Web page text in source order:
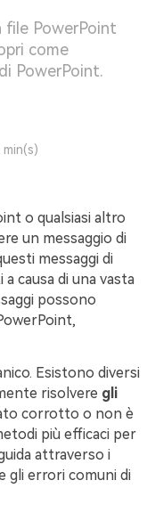
file PowerPoint
come
PowerPoint.
min(s)
o qualsiasi altro
un messaggio di
messaggi di
causa di una vasta
possono
Esistono diversi
risolvere gli
corrotto o non è
più efficaci per
attraverso i
gli errori comuni di